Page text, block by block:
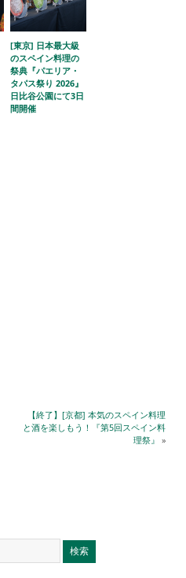
[東京] 日本最大級
のスペイン料理の
祭典『パエリア・
タパス祭り 2026』
日比谷公園にて3日
間開催
【終了】[京都] 本気のスペイン料理
と酒を楽しもう！『第5回スペイン料
理祭』 »